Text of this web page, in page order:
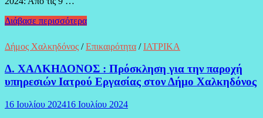
Νείλου
δ.
Συνεχίζονται
δωρεάν
έλεγχοι
ανίχνευσης
Διάβασε περισσότερα
Δήμος Χαλκηδόνος /Επικαιρότητα /ΙΑΤΡΙΚΑ
Δ. ΧΑΛΚΗΔΟΝΟΣ : Πρόσκληση για την παροχή
υπηρεσιών Ιατρού Εργασίας στον Δήμο Χαλκηδόνος
16 Ιουλίου 202416 Ιουλίου 2024